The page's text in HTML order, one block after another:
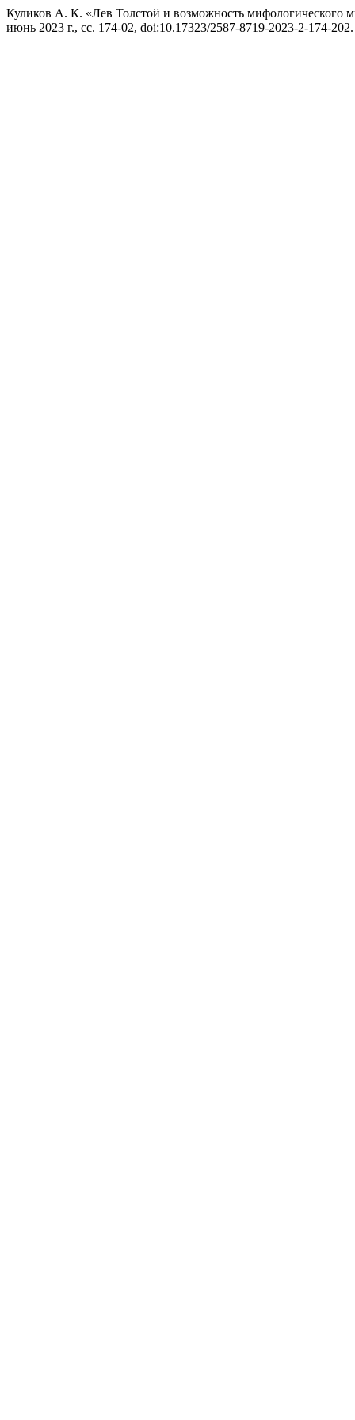
Куликов А. К. «Лев Толстой и возможность мифологического
июнь 2023 г., сс. 174-02, doi:10.17323/2587-8719-2023-2-174-202.